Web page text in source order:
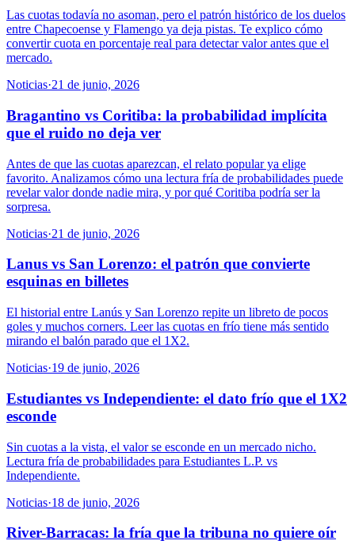
Las cuotas todavía no asoman, pero el patrón histórico de los duelos
entre Chapecoense y Flamengo ya deja pistas. Te explico cómo
convertir cuota en porcentaje real para detectar valor antes que el
mercado.
Noticias·21 de junio, 2026
Bragantino vs Coritiba: la probabilidad implícita
que el ruido no deja ver
Antes de que las cuotas aparezcan, el relato popular ya elige
favorito. Analizamos cómo una lectura fría de probabilidades puede
revelar valor donde nadie mira, y por qué Coritiba podría ser la
sorpresa.
Noticias·21 de junio, 2026
Lanus vs San Lorenzo: el patrón que convierte
esquinas en billetes
El historial entre Lanús y San Lorenzo repite un libreto de pocos
goles y muchos corners. Leer las cuotas en frío tiene más sentido
mirando el balón parado que el 1X2.
Noticias·19 de junio, 2026
Estudiantes vs Independiente: el dato frío que el 1X2
esconde
Sin cuotas a la vista, el valor se esconde en un mercado nicho.
Lectura fría de probabilidades para Estudiantes L.P. vs
Independiente.
Noticias·18 de junio, 2026
River-Barracas: la fría que la tribuna no quiere oír